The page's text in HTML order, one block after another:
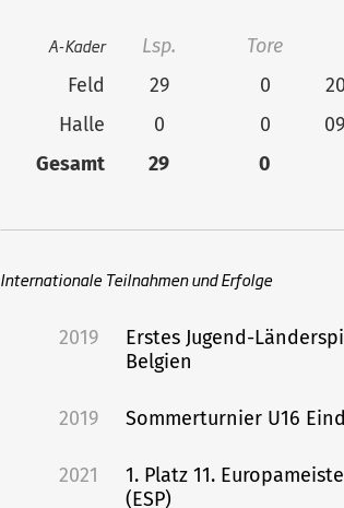
A-Kader Lsp. Tore
Feld
29 0
Halle
0 0
Gesamt
29 0
Internationale Teilnahmen und Erfolge
2019
Erstes Jugend-
Belgien
2019 Sommerturnier U16
2021
1. Platz 11.
(ESP)